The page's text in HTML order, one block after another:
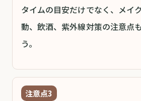
タイムの目安だけでなく、メイ
動、飲酒、紫外線対策の注意点
う。
注意点3